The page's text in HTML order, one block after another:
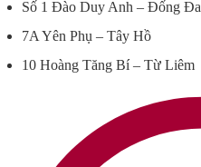
Số 1 Đào Duy Anh – Đống Đa
7A Yên Phụ – Tây Hồ
10 Hoàng Tăng Bí – Từ Liêm